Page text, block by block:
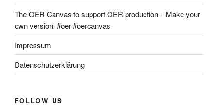
The OER Canvas to support OER production – Make your
own version! #oer #oercanvas
Impressum
Datenschutzerklärung
FOLLOW US